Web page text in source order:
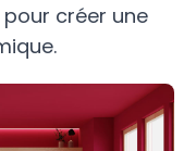
créer une